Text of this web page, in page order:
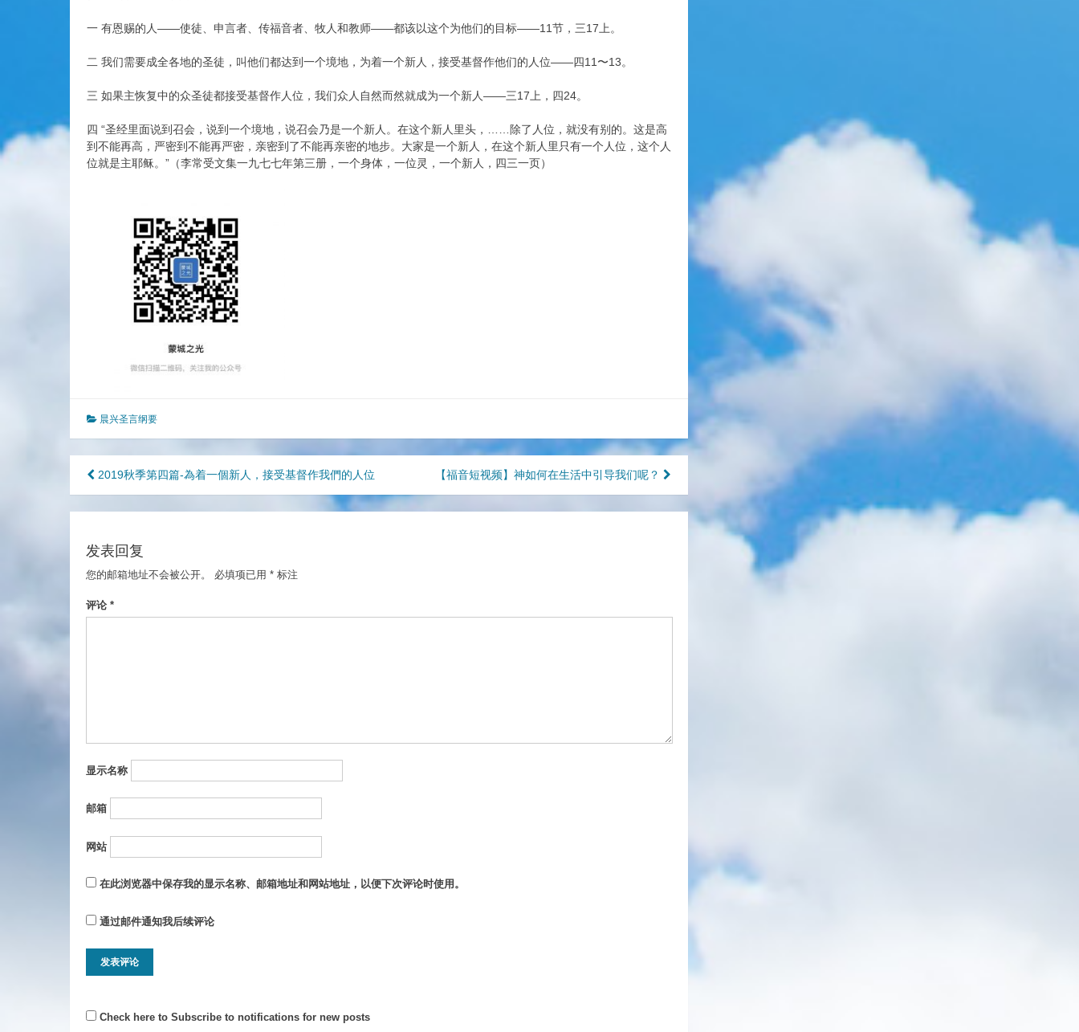
一 有恩赐的人——使徒、申言者、传福音者、牧人和教师——都该以这个为他们的目标——11节，三17上。
二 我们需要成全各地的圣徒，叫他们都达到一个境地，为着一个新人，接受基督作他们的人位——四11〜13。
三 如果主恢复中的众圣徒都接受基督作人位，我们众人自然而然就成为一个新人——三17上，四24。
四 “圣经里面说到召会，说到一个境地，说召会乃是一个新人。在这个新人里头，……除了人位，就没有别的。这是高
到不能再高，严密到不能再严密，亲密到了不能再亲密的地步。大家是一个新人，在这个新人里只有一个人位，这个人
位就是主耶稣。”（李常受文集一九七七年第三册，一个身体，一位灵，一个新人，四三一页）
晨兴圣言纲要
文
章
航
2019秋季第四篇-為着一個新人，接受基督作我們的人位 【福音短视频】神如何在生活中引导我们呢？
发表回复
您的邮箱地址不会被公开。 必填项已用 *标注
评论 *
显示名称
邮箱
网站
在此浏览器中保存我的显示名称、邮箱地址和网站地址，以便下次评论时使用。
通过邮件通知我后续评论
Check here to Subscribe to notifications for new posts